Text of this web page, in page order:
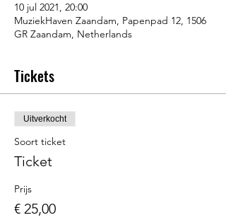
10 jul 2021, 20:00
MuziekHaven Zaandam, Papenpad 12, 1506
GR Zaandam, Netherlands
Tickets
Uitverkocht
Soort ticket
Ticket
Prijs
€ 25,00